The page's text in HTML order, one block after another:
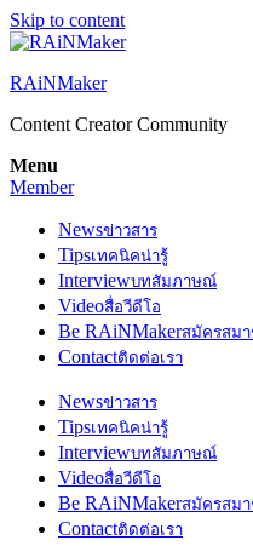
Skip to content
RAiNMaker
Content Creator Community
Menu
Member
Newsข่าวสาร
Tipsเทคนิคน่ารู้
Interviewบทสัมภาษณ์
Videoสื่อวีดีโอ
Be RAiNMakerสมัครสมา
Contactติดต่อเรา
Newsข่าวสาร
Tipsเทคนิคน่ารู้
Interviewบทสัมภาษณ์
Videoสื่อวีดีโอ
Be RAiNMakerสมัครสมา
Contactติดต่อเรา